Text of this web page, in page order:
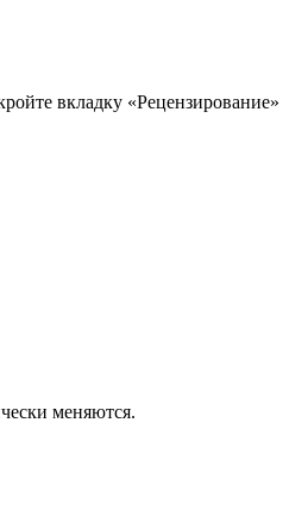
вкладку «Рецензирование»
меняются.